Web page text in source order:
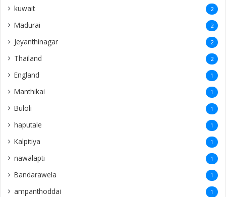
kuwait 2
Madurai 2
Jeyanthinagar 2
Thailand 2
England 1
Manthikai 1
Buloli 1
haputale 1
Kalpitiya 1
nawalapti 1
Bandarawela 1
ampanthoddai 1